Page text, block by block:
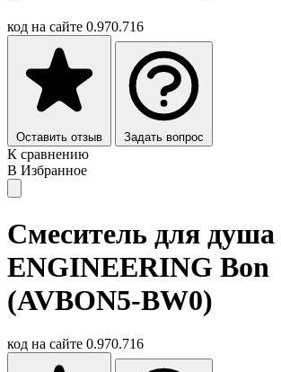
код на сайте 0.970.716
Оставить отзыв Задать вопрос
К сравнению
В Избранное
Смеситель для душа
ENGINEERING Bon
(AVBON5-BW0)
код на сайте 0.970.716